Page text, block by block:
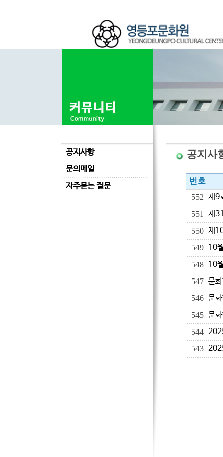
공지사항
문의메일
자주묻는 질문
공지사
번호
552 제9
551
제
550 제
549
10
548
10
547 문
546 문
545 문
544
543